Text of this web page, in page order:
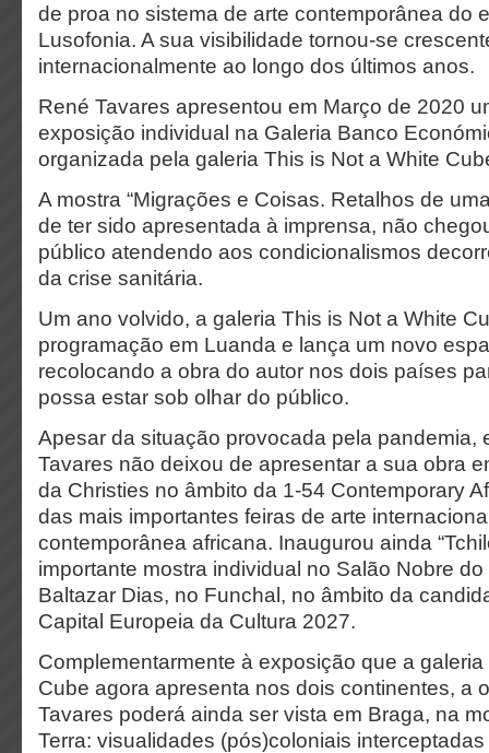
de proa no sistema de arte contemporânea do
Lusofonia. A sua visibilidade tornou-se
internacionalmente ao longo dos últimos anos.
René Tavares apresentou em Março de 2020
exposição individual na Galeria Banco
organizada pela galeria This is Not a White
A mostra “Migrações e Coisas. Retalhos de
de ter sido apresentada à imprensa, não
público atendendo aos condicionalismos
da crise sanitária.
Um ano volvido, a galeria This is Not a White
programação em Luanda e lança um novo
recolocando a obra do autor nos dois países
possa estar sob olhar do público.
Apesar da situação provocada pela pandemia,
Tavares não deixou de apresentar a sua obra
da Christies no âmbito da 1-54 Contemporary
das mais importantes feiras de arte
contemporânea africana. Inaugurou ainda
importante mostra individual no Salão Nobre
Baltazar Dias, no Funchal, no âmbito da
Capital Europeia da Cultura 2027.
Complementarmente à exposição que a
Cube agora apresenta nos dois continentes, a
Tavares poderá ainda ser vista em Braga, na
Terra: visualidades (pós)coloniais